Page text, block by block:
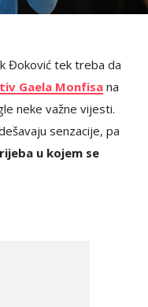
Đoković tek treba da
Gaela Monfisana
neke važne vijesti.
senzacije, pa
u kojem se